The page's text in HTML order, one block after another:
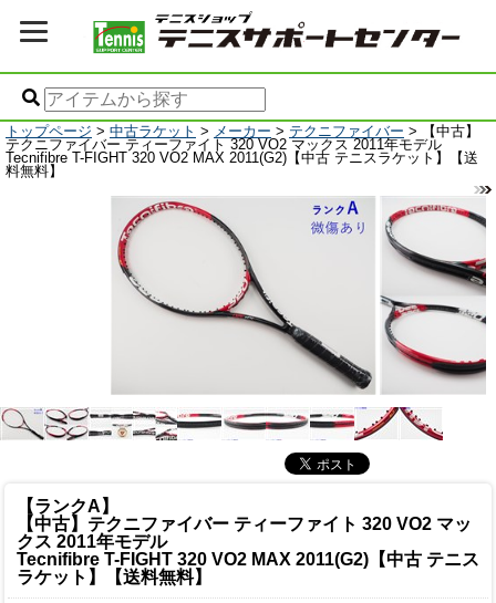
トップページ > 中古ラケット > メーカー > テクニファイバー > 【中古】
テクニファイバー ティーファイト 320 VO2 マックス 2011年モデル
Tecnifibre T-FIGHT 320 VO2 MAX 2011(G2)【中古 テニスラケット】【送
料無料】
【ランクA】
【中古】テクニファイバー ティーファイト 320 VO2 マッ
クス 2011年モデル
Tecnifibre T-FIGHT 320 VO2 MAX 2011(G2)【中古 テニス
ラケット】【送料無料】